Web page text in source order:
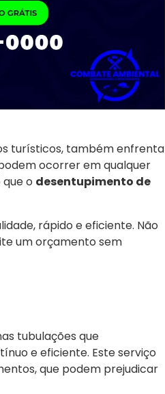
turísticos, também enfrenta
ocorrer em qualquer
o desentupimento de
rápido e eficiente. Não
um orçamento sem
tubulações que
e eficiente. Este serviço
que podem prejudicar